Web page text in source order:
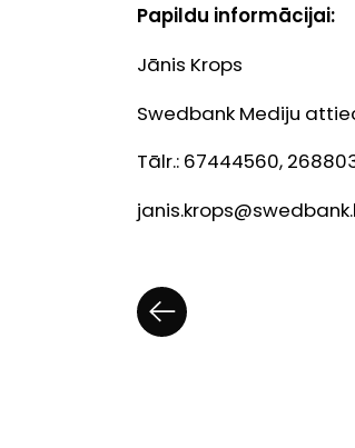
Papildu informācijai:
Jānis Krops
Swedbank Mediju
Tālr.: 67444560,